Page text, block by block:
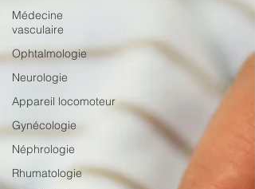
Médecine
vasculaire
Ophtalmologie
Neurologie
Appareil locomoteur
Gynécologie
Néphrologie
Rhumatologie